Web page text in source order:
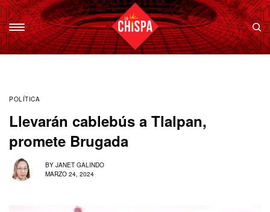
POLÍTICA
Llevarán cablebús a Tlalpan,
promete Brugada
BY JANET GALINDO
MARZO 24, 2024